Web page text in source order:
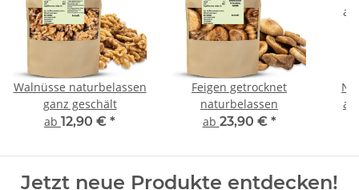
Walnüsse naturbelassen
ganz geschält
ab 12,90 € *
Feigen getrocknet
naturbelassen
ab 23,90 € *
Jetzt neue Produkte entdecken!